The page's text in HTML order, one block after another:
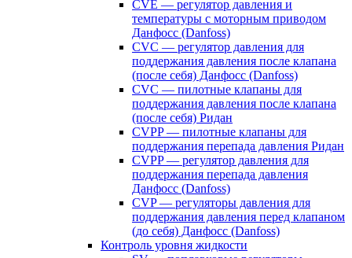
CVE — регулятор давления и
температуры с моторным приводом
Данфосс (Danfoss)
CVС — регулятор давления для
поддержания давления после клапана
(после себя) Данфосс (Danfoss)
CVС — пилотные клапаны для
поддержания давления после клапана
(после себя) Ридан
CVPP — пилотные клапаны для
поддержания перепада давления Ридан
CVPP — регулятор давления для
поддержания перепада давления
Данфосс (Danfoss)
CVP — регуляторы давления для
поддержания давления перед клапаном
(до себя) Данфосс (Danfoss)
Контроль уровня жидкости